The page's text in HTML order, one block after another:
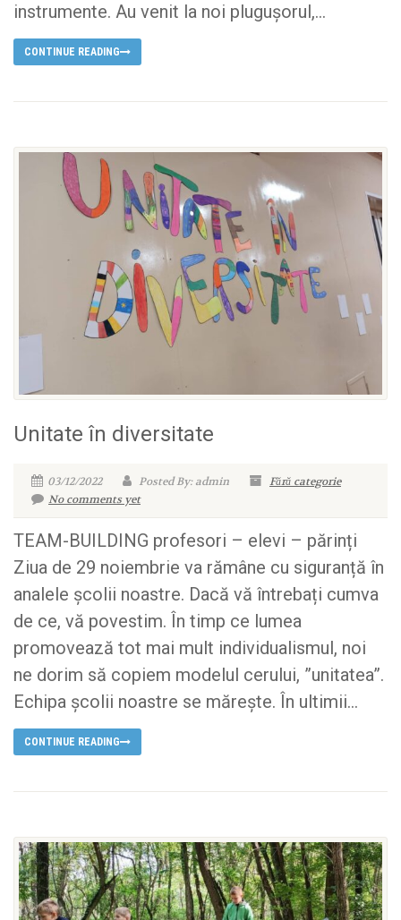
instrumente. Au venit la noi plugușorul,...
CONTINUE READING
Unitate în diversitate
03/12/2022 Posted By: admin
Fără categorie
No comments yet
TEAM-BUILDING profesori – elevi – părinți
Ziua de 29 noiembrie va rămâne cu siguranță în
analele școlii noastre. Dacă vă întrebați cumva
de ce, vă povestim. În timp ce lumea
promovează tot mai mult individualismul, noi
ne dorim să copiem modelul cerului, ”unitatea”.
Echipa școlii noastre se mărește. În ultimii...
CONTINUE READING